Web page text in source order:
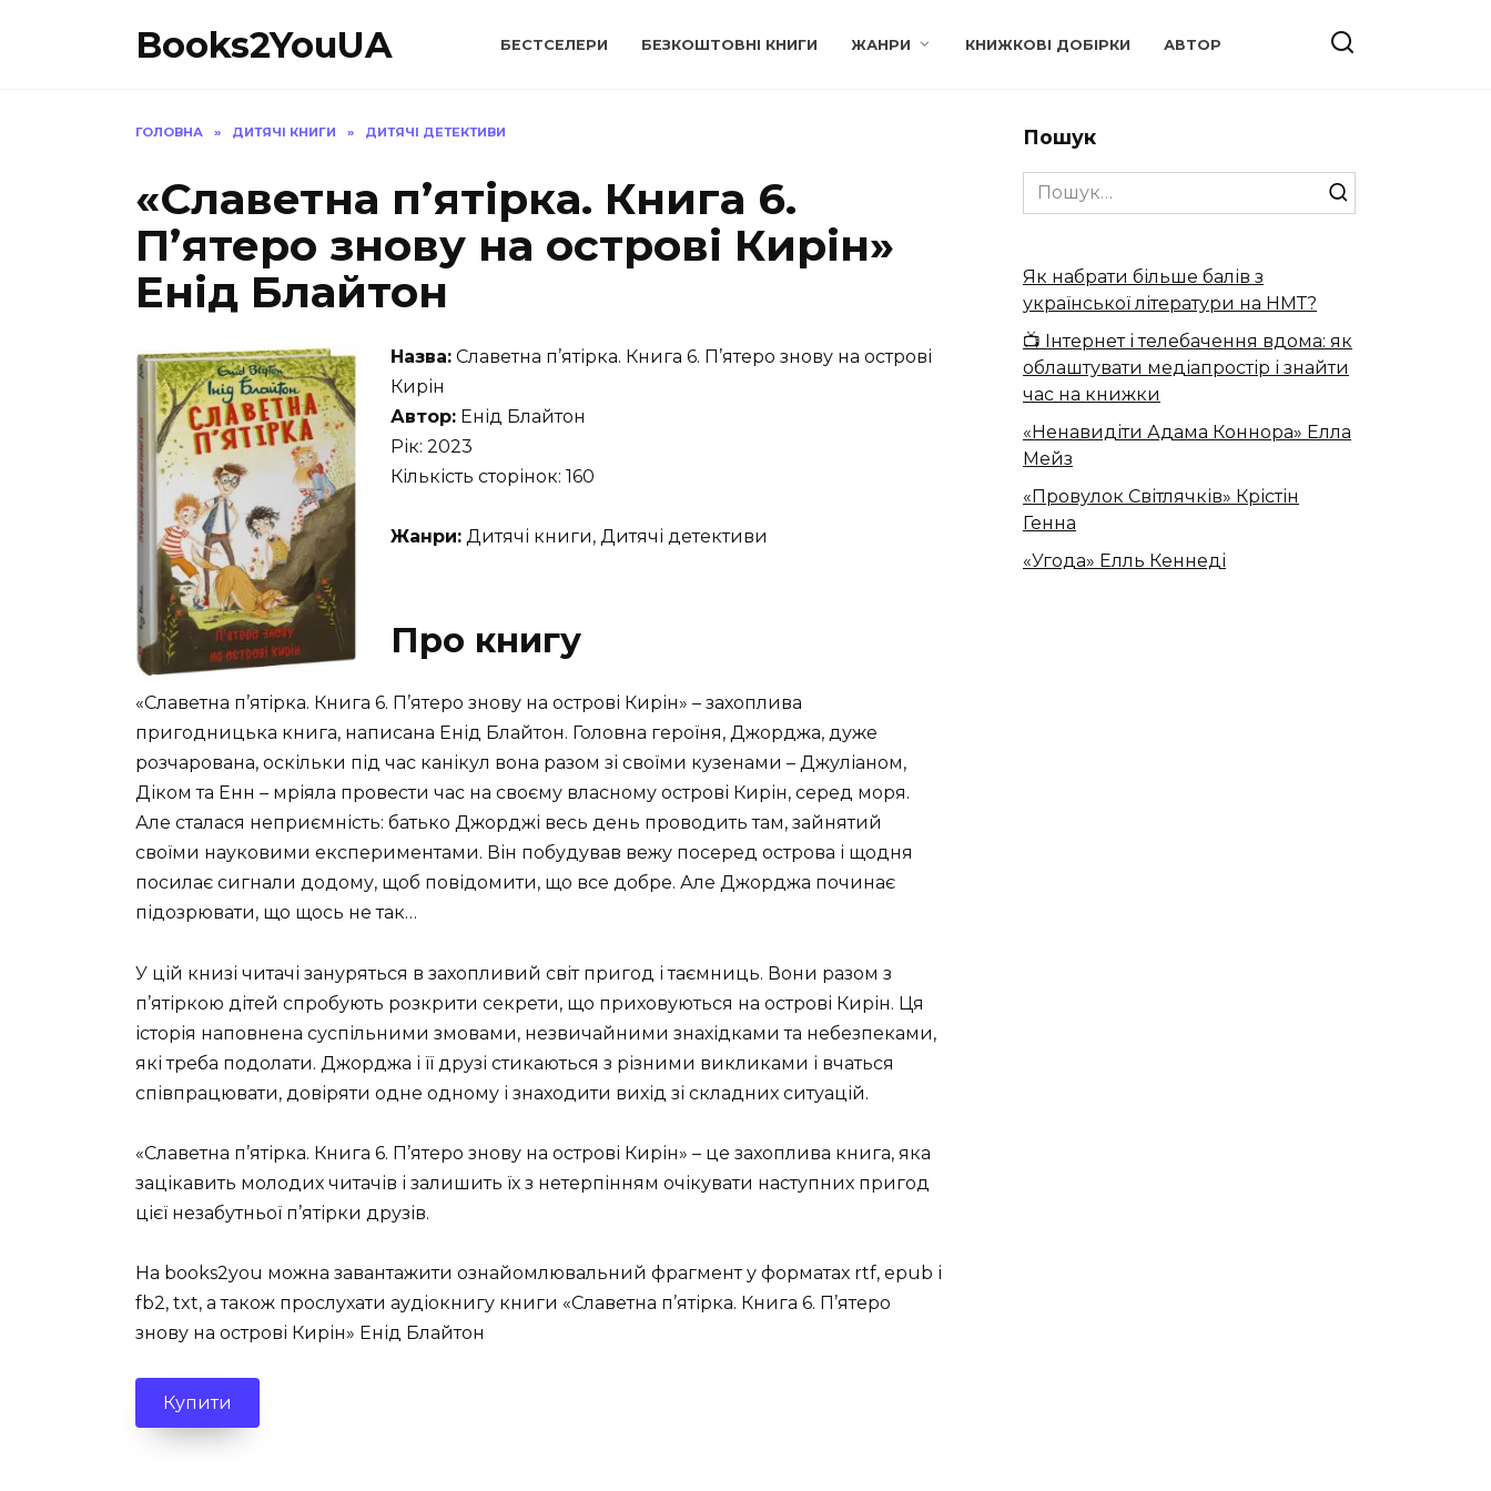
Books2YouUA БЕСТСЕЛЕРИ БЕЗКОШТОВНІ КНИГИ ЖАНРИ КНИЖКОВІ ДОБІРКИ АВТОР
ГОЛОВНА » ДИТЯЧІ КНИГИ » ДИТЯЧІ ДЕТЕКТИВИ
«Славетна п’ятірка. Книга 6.
П’ятеро знову на острові Кирін»
Енід Блайтон
Назва: Славетна п’ятірка. Книга 6. П’ятеро знову на острові
Кирін
Автор: Енід Блайтон
Рік: 2023
Кількість сторінок: 160
Жанри: Дитячі книги, Дитячі детективи
Про книгу
«Славетна п’ятірка. Книга 6. П’ятеро знову на острові Кирін» – захоплива
пригодницька книга, написана Енід Блайтон. Головна героїня, Джорджа, дуже
розчарована, оскільки під час канікул вона разом зі своїми кузенами – Джуліаном,
Діком та Енн – мріяла провести час на своєму власному острові Кирін, серед моря.
Але сталася неприємність: батько Джорджі весь день проводить там, зайнятий
своїми науковими експериментами. Він побудував вежу посеред острова і щодня
посилає сигнали додому, щоб повідомити, що все добре. Але Джорджа починає
підозрювати, що щось не так…
У цій книзі читачі зануряться в захопливий світ пригод і таємниць. Вони разом з
п’ятіркою дітей спробують розкрити секрети, що приховуються на острові Кирін. Ця
історія наповнена суспільними змовами, незвичайними знахідками та небезпеками,
які треба подолати. Джорджа і її друзі стикаються з різними викликами і вчаться
співпрацювати, довіряти одне одному і знаходити вихід зі складних ситуацій.
«Славетна п’ятірка. Книга 6. П’ятеро знову на острові Кирін» – це захоплива книга, яка
зацікавить молодих читачів і залишить їх з нетерпінням очікувати наступних пригод
цієї незабутньої п’ятірки друзів.
На books2you можна завантажити ознайомлювальний фрагмент у форматах rtf, epub і
fb2, txt, а також прослухати аудіокнигу книги «Славетна п’ятірка. Книга 6. П’ятеро
знову на острові Кирін» Енід Блайтон
Купити
Пошук
Search
for:
Як набрати більше балів з
української літератури на НМТ?
📺 Інтернет і телебачення вдома: як
облаштувати медіапростір і знайти
час на книжки
«Ненавидіти Адама Коннора» Елла
Мейз
«Провулок Світлячків» Крістін
Генна
«Угода» Елль Кеннеді